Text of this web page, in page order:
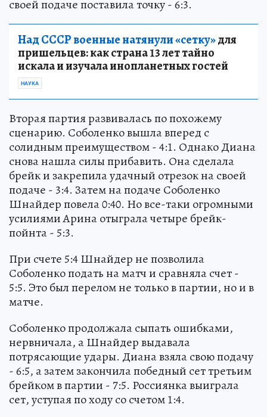
своей подаче поставила точку - 6:3.
Над СССР военные натянули «сетку»для
пришельцев: как страна 13 лет тайно
искала и изучала инопланетных гостей
НАУКА
Вторая партия развивалась по похожему
сценарию. Соболенко вышла вперед с
солидным преимуществом - 4:1. Однако Диана
снова нашла силы прибавить. Она сделала
брейк и закрепила удачный отрезок на своей
подаче - 3:4. Затем на подаче Соболенко
Шнайдер повела 0:40. Но все-таки огромными
усилиями Арина отыграла четыре брейк-
пойнта - 5:3.
При счете 5:4 Шнайдер не позволила
Соболенко подать на матч и сравняла счет -
5:5. Это был перелом не только в партии, но и в
матче.
Соболенко продолжала сыпать ошибками,
нервничала, а Шнайдер выдавала
потрясающие удары. Диана взяла свою подачу
- 6:5, а затем закончила победный сет третьим
брейком в партии - 7:5. Россиянка выиграла
сет, уступая по ходу со счетом 1:4.